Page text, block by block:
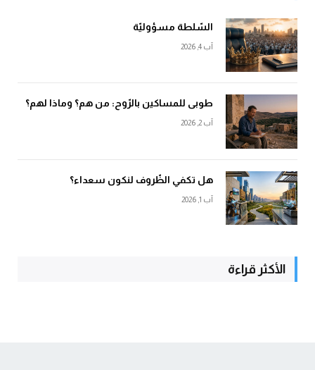
السّلطة مسؤوليّة
آب 4, 2026
طوبى للمساكين بالرّوح: من هم؟ وماذا لهم؟
آب 2, 2026
هل تكفي الظّروف لنكون سعداء؟
آب 1, 2026
الأكثر قراءة